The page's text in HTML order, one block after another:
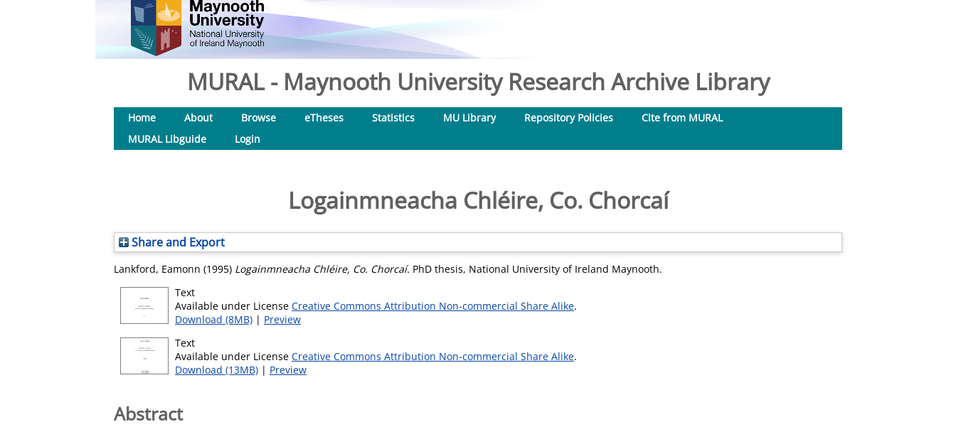
MURAL - Maynooth University Research Archive Library
Home About Browse eTheses Statistics MU Library Repository Policies
Cite from MURAL
MURAL Libguide
Login
Logainmneacha Chléire, Co. Chorcaí
Share and Export
Lankford, Eamonn (1995) Logainmneacha Chléire, Co. Chorcaí. PhD thesis, National University of Ireland Maynooth.
Text
Available under License Creative Commons Attribution Non-commercial Share Alike.
Download (8MB) | Preview
Text
Available under License Creative Commons Attribution Non-commercial Share Alike.
Download (13MB) | Preview
Abstract